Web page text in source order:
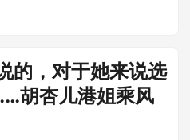
的，对于她来说选
胡杏儿港姐乘风